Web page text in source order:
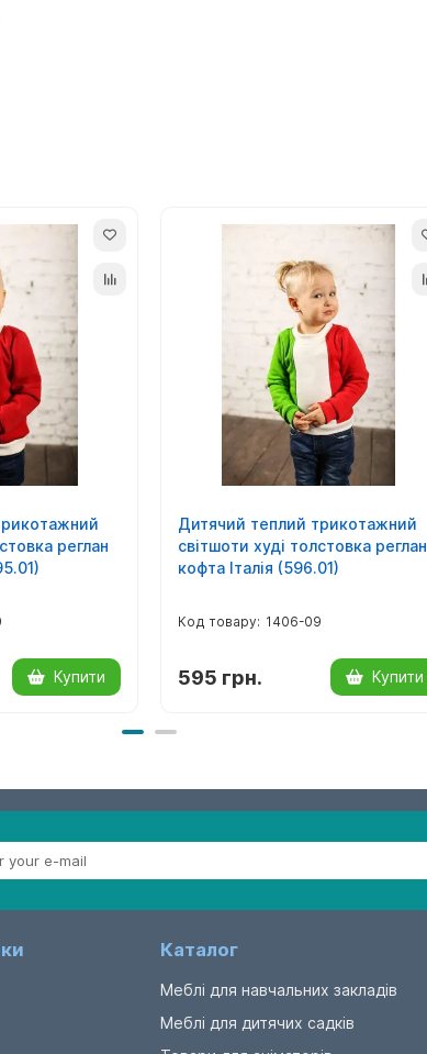
реглан
Купити
Дитячий теплий трикотажний
світшоти худі толстовка реглан
кофта Італія (596.01)
1406-09
595 грн. Купити
Каталог
Меблі для навчальних закладів
Меблі для дитячих садків